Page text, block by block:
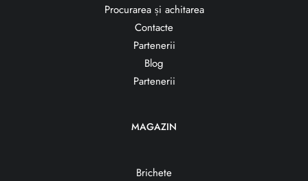
Procurarea și achitarea
Contacte
Partenerii
Blog
Partenerii
MAGAZIN
Brichete